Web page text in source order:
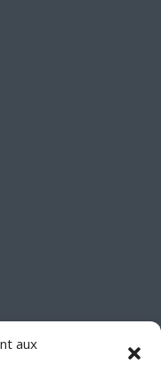
aux